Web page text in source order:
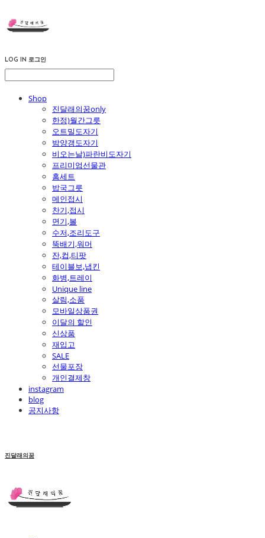
LOG IN 로그인
Shop
진달래의꿈only
한정)월간그릇
오트밀도자기
밤양갱도자기
비오는날)파란비도자기
프리미엄선물관
홈세트
밥국그릇
메인접시
찬기,접시
면기,볼
수저,조리도구
뚝배기,워머
잔,컵,티팟
테이블보,냅킨
화병,트레이
Unique line
살림,소품
모바일상품권
이달의 할인
신상품
재입고
SALE
선물포장
개인결제창
instagram
blog
공지사항
진달래의꿈